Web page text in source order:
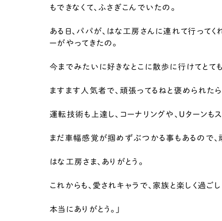
もできなくて、ふさぎこんでいたの。
ある日、パパが、はな工房さんに連れて行って
ーがやってきたの。
今までみたいに好きなとこに散歩に行けてとて
ますます人気者で、頑張ってるねと褒められた
運転技術も上達し、コーナリングや、Uターンも
まだ車幅感覚が掴めずぶつかる事もあるので、
はな工房さま、ありがとう。
これからも、愛されキャラで、家族と楽しく過ごし
本当にありがとう。｣